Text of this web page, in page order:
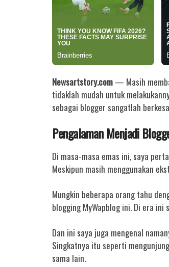
Newsartstory.com — Masih
tidaklah mudah untuk
sebagai blogger sangatlah
Pengalaman Menjadi
Di masa-masa emas ini, saya
Meskipun masih menggunakan
Mungkin beberapa orang tahu
blogging MyWapblog ini. Di era
Dan ini saya juga mengenal
Singkatnya itu seperti
sama lain.